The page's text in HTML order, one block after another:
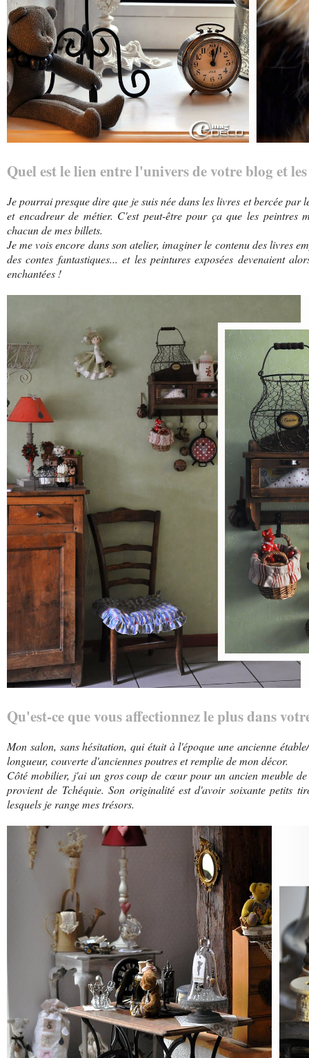
Quel est le lien entre l'univers de votre blog et
Je pourrai presque dire que je suis née dans les livres et bercée
et encadreur de métier. C'est peut-être pour ça que les
chacun de mes billets.
Je me vois encore dans son atelier, imaginer le contenu des livres
des contes fantastiques... et les peintures exposées devenaient
enchantées !
Qu'est-ce que vous affectionnez le plus dans
Mon salon, sans hésitation, qui était à l'époque une ancienne
longueur, couverte d'anciennes poutres et remplie de mon décor.
Côté mobilier, j'ai un gros coup de cœur pour un ancien meuble
provient de Tchéquie. Son originalité est d'avoir soixante petits
lesquels je range mes trésors.